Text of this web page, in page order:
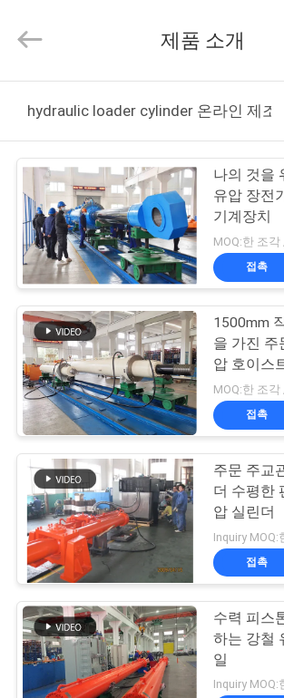
제
품
비
디
오
우
리
것
공
CHANGZHOU
HYDRAULIC
CO.,LTD.
Reserved.
제품 소개
hydraulic loader cylinder 온라인 제조
나의 것을
유압 장전
기계장치
MOQ:한 조
접촉
1500mm
을 가진 주
압 호이스
MOQ:한 조
접촉
주문 주교
더 수평한
압 실린더
Inquiry
접촉
수력 피스
하는 강철
일
Inquiry